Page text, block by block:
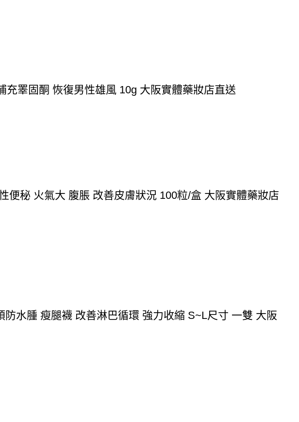
充睪固酮 恢復男性雄風 10g 大阪實體藥妝店直送
便秘 火氣大 腹脹 改善皮膚狀況 100粒/盒 大阪實體藥妝店
水腫 瘦腿襪 改善淋巴循環 強力收縮 S~L尺寸 一雙 大阪